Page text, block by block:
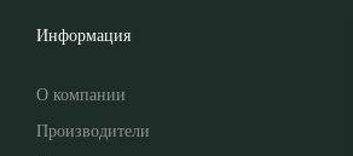
Информация
О компании
Производители